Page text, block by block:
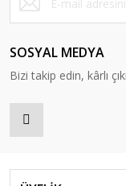
SOSYAL MEDYA
Bizi takip edin, kârlı